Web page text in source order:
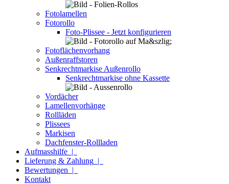
Fotolamellen
Fotorollo
Foto-Plissee - Jetzt konfigurieren
Fotoflächenvorhang
Außenraffstoren
Senkrechtmarkise Außenrollo
Senkrechtmarkise ohne Kassette
Vordächer
Lamellenvorhänge
Rollläden
Plissees
Markisen
Dachfenster-Rollladen
Aufmasshilfe |
Lieferung & Zahlung |
Bewertungen |
Kontakt